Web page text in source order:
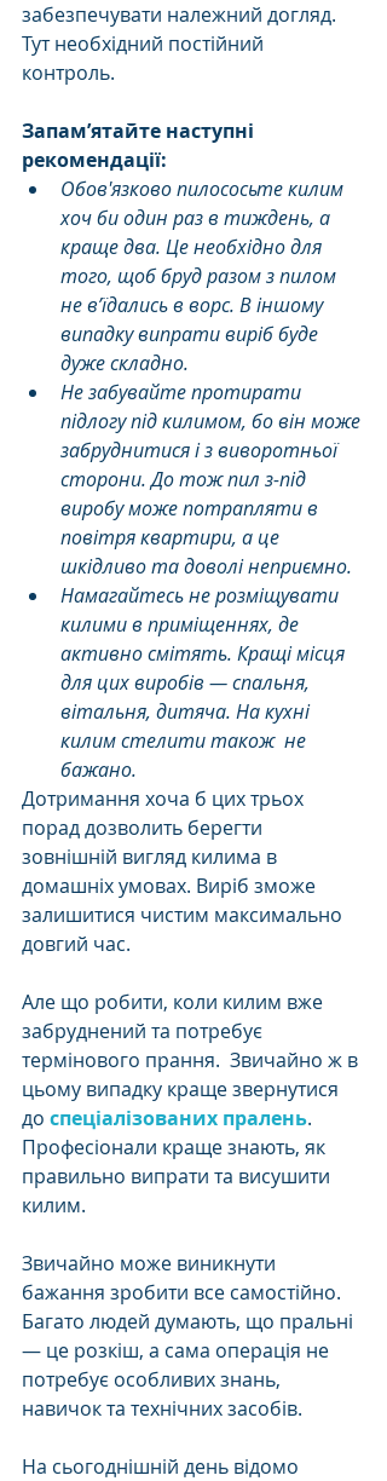
забезпечувати належний догляд.
Тут необхідний постійний
контроль.
Запам’ятайте наступні
рекомендації:
Обов'язково пилососьте килим
хоч би один раз в тиждень, а
краще два. Це необхідно для
того, щоб бруд разом з пилом
не в’їдались в ворс. В іншому
випадку випрати виріб буде
дуже складно.
Не забувайте протирати
підлогу під килимом, бо він може
забруднитися і з виворотньої
сторони. До тож пил з-під
виробу може потрапляти в
повітря квартири, а це
шкідливо та доволі неприємно.
Намагайтесь не розміщувати
килими в приміщеннях, де
активно смітять. Кращі місця
для цих виробів — спальня,
вітальня, дитяча. На кухні
килим стелити також  не
бажано.
Дотримання хоча б цих трьох
порад дозволить берегти
зовнішній вигляд килима в
домашніх умовах. Виріб зможе
залишитися чистим максимально
довгий час.
Але що робити, коли килим вже
забруднений та потребує
термінового прання.  Звичайно ж в
цьому випадку краще звернутися
до спеціалізованих пралень.
Професіонали краще знають, як
правильно випрати та висушити
килим.
Звичайно може виникнути
бажання зробити все самостійно.
Багато людей думають, що пральні
— це розкіш, а сама операція не
потребує особливих знань,
навичок та технічних засобів.
На сьогоднішній день відомо